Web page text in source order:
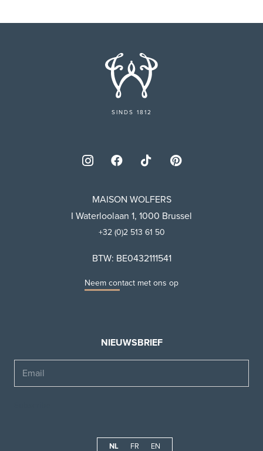
SINDS 1812
MAISON WOLFERS
I Waterloolaan 1, 1000 Brussel
+32 (0)2 513 61 50
BTW: BE0432111541
Neem contact met ons op
NIEUWSBRIEF
NL FR EN